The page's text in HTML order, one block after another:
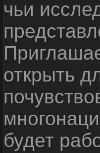
чьи
открыть
будет